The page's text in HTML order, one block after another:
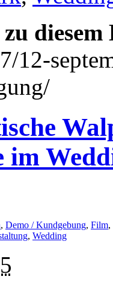
12-
im
, Demo / Kundgebung, Film,
, Wedding